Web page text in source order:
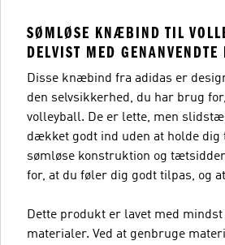
SØMLØSE KNÆBIND TIL
DELVIST MED GENANVENDTE
Disse knæbind fra adidas er
den selvsikkerhed, du har brug
volleyball. De er lette, men
dækket godt ind uden at holde dig
sømløse konstruktion og
for, at du føler dig godt tilpas, og
Dette produkt er lavet med mindst
materialer. Ved at genbruge